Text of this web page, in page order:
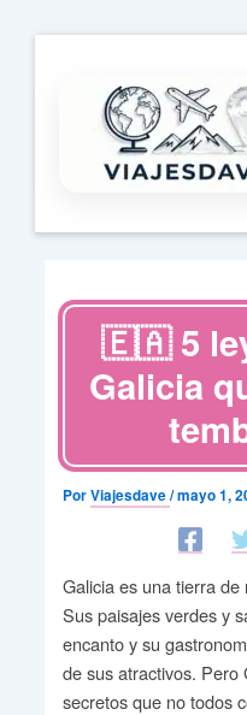
contenido
🇪🇦 5
Galicia
PorViajesdave/mayo 1,
Galicia es una tierra
Sus paisajes verdes y
encanto y su
de sus atractivos. Pero
secretos que no todos